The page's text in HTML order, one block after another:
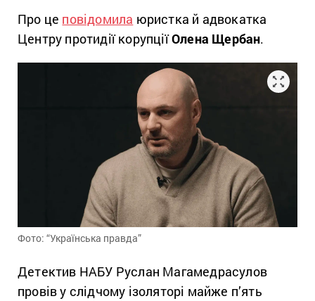
Про це повідомила юристка й адвокатка
Центру протидії корупціїОлена Щербан.
Фото: “Українська правда”
Детектив НАБУ Руслан Магамедрасулов
провів у слідчому ізоляторі майже п’ять